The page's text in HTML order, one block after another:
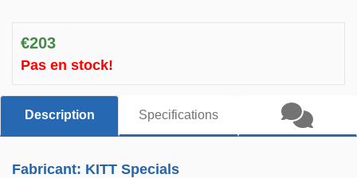
€203
Pas en stock!
Description Specifications
Fabricant: KITT Specials